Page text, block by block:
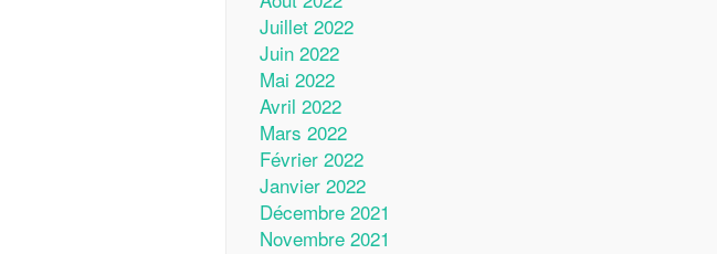
Juillet 2022
Juin 2022
Mai 2022
Avril 2022
Mars 2022
Février 2022
Janvier 2022
Décembre 2021
Novembre 2021